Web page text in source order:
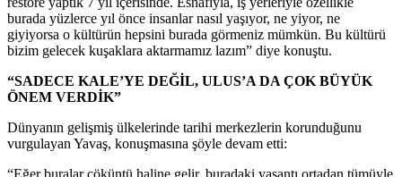
burada yüzlerce yıl önce insanlar nasıl yaşıyor, ne yiyor, ne
giyiyorsa o kültürün hepsini burada görmeniz mümkün. Bu kültürü
bizim gelecek kuşaklara aktarmamız lazım” diye konuştu.
“SADECE KALE’YE DEĞİL, ULUS’A DA ÇOK BÜYÜK
ÖNEM VERDİK”
Dünyanın gelişmiş ülkelerinde tarihi merkezlerin korunduğunu
vurgulayan Yavaş, konuşmasına şöyle devam etti: